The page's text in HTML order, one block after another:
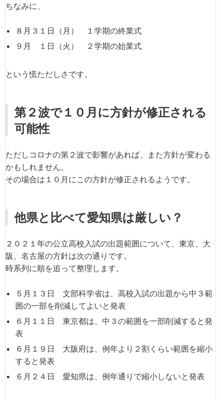
ちなみに、
８月３１日（月） １学期の終業式
９月 １日（火） ２学期の始業式
という慌ただしさです。
第２波で１０月に方針が修正される
可能性
ただしコロナの第２波で影響があれば、また方針が変わる
かもしれません。
その場合は１０月にこの方針が修正されるようです。
他県と比べて愛知県は厳しい？
２０２１年の公立高校入試の出題範囲について、東京、大
阪、名古屋の方針は次の通りです。
時系列に順を追って整理します。
５月１３日 文部科学省は、高校入試の出題から中３範
囲の一部を削減してよいと発表
６月１１日 東京都は、中３の範囲を一部削減すると発
表
６月１９日 大阪府は、例年より２割くらい範囲を縮小
すると発表
６月２４日 愛知県は、例年通りで縮小しないと発表